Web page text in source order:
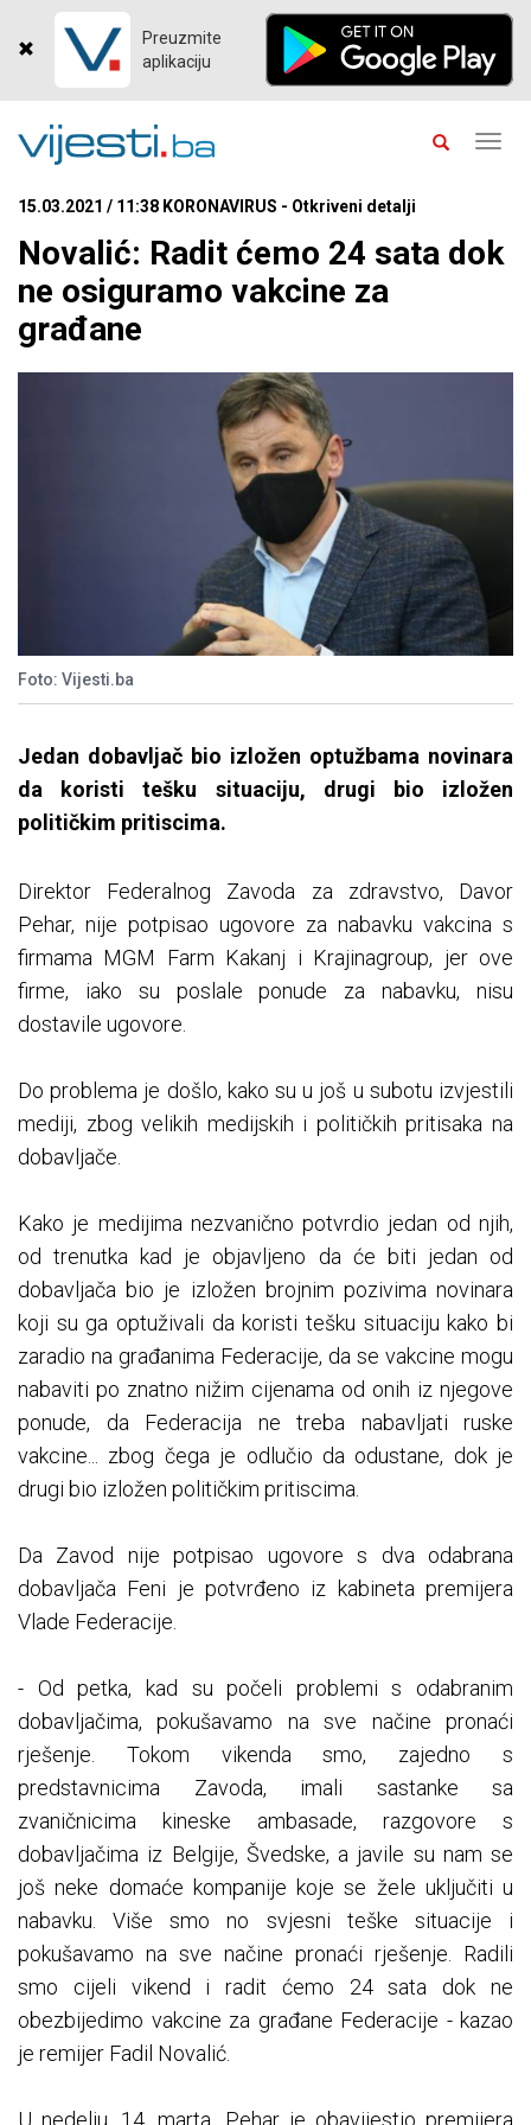
Preuzmite
aplikaciju
15.03.2021 / 11:38 KORONAVIRUS - Otkriveni detalji
Novalić: Radit ćemo 24 sata dok
ne osiguramo vakcine za
građane
Foto: Vijesti.ba
Jedan dobavljač bio izložen optužbama novinara
da koristi tešku situaciju, drugi bio izložen
političkim pritiscima.
Direktor Federalnog Zavoda za zdravstvo, Davor
Pehar, nije potpisao ugovore za nabavku vakcina s
firmama MGM Farm Kakanj i Krajinagroup, jer ove
firme, iako su poslale ponude za nabavku, nisu
dostavile ugovore.
Do problema je došlo, kako su u još u subotu izvjestili
mediji, zbog velikih medijskih i političkih pritisaka na
dobavljače.
Kako je medijima nezvanično potvrdio jedan od njih,
od trenutka kad je objavljeno da će biti jedan od
dobavljača bio je izložen brojnim pozivima novinara
koji su ga optuživali da koristi tešku situaciju kako bi
zaradio na građanima Federacije, da se vakcine mogu
nabaviti po znatno nižim cijenama od onih iz njegove
ponude, da Federacija ne treba nabavljati ruske
vakcine... zbog čega je odlučio da odustane, dok je
drugi bio izložen političkim pritiscima.
Da Zavod nije potpisao ugovore s dva odabrana
dobavljača Feni je potvrđeno iz kabineta premijera
Vlade Federacije.
- Od petka, kad su počeli problemi s odabranim
dobavljačima, pokušavamo na sve načine pronaći
rješenje. Tokom vikenda smo, zajedno s
predstavnicima Zavoda, imali sastanke sa
zvaničnicima kineske ambasade, razgovore s
dobavljačima iz Belgije, Švedske, a javile su nam se
još neke domaće kompanije koje se žele uključiti u
nabavku. Više smo no svjesni teške situacije i
pokušavamo na sve načine pronaći rješenje. Radili
smo cijeli vikend i radit ćemo 24 sata dok ne
obezbijedimo vakcine za građane Federacije - kazao
je remijer Fadil Novalić.
U nedelju, 14. marta, Pehar je obavijestio premijera